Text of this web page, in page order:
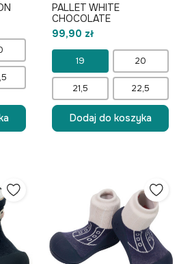
PALLET WHITE
CHOCOLATE
99,90 zł
19 20
21,5 22,5
Dodaj do koszyka